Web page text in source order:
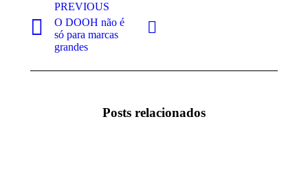
PREVIOUS
O DOOH não é
só para marcas
grandes
Posts relacionados